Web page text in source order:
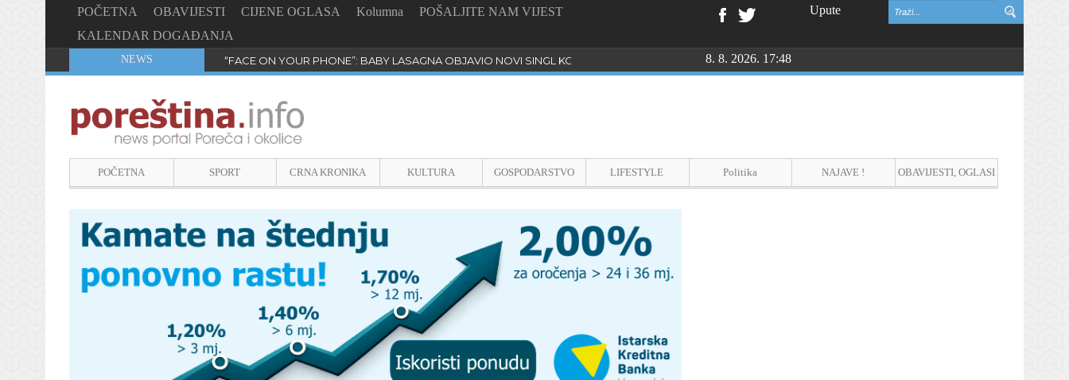
POČETNA OBAVIJESTI CIJENE OGLASA Kolumna
POŠALJITE NAM VIJEST
KALENDAR DOGAĐANJA
Upute
NEWS “FACE ON YOUR PHONE”: BABY LASAGNA OBJAVIO NOVI SINGL KOJI PROGOVARA O BULLYINGU8. 8. 2026. 17:48
POČETNA SPORT CRNA KRONIKA KULTURA GOSPODARSTVO LIFESTYLE Politika NAJAVE ! OBAVIJESTI, OGLASI